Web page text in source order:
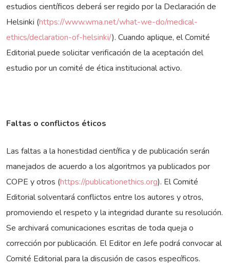
estudios científicos deberá ser regido por la Declaración de
Helsinki (https://www.wma.net/what-we-do/medical-
ethics/declaration-of-helsinki/). Cuando aplique, el Comité
Editorial puede solicitar verificación de la aceptación del
estudio por un comité de ética institucional activo.
Faltas o conflictos éticos
Las faltas a la honestidad científica y de publicación serán
manejados de acuerdo a los algoritmos ya publicados por
COPE y otros (https://publicationethics.org). El Comité
Editorial solventará conflictos entre los autores y otros,
promoviendo el respeto y la integridad durante su resolución.
Se archivará comunicaciones escritas de toda queja o
corrección por publicación. El Editor en Jefe podrá convocar al
Comité Editorial para la discusión de casos específicos.